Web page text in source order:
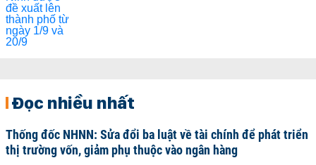
Đọc nhiều nhất
Thống đốc NHNN: Sửa đổi ba luật về tài chính để phát triển
thị trường vốn, giảm phụ thuộc vào ngân hàng